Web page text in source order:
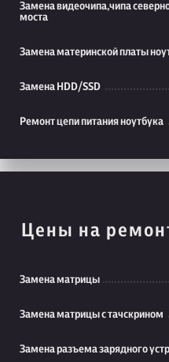
Замена видеочипа,чипа
моста
Замена материнской платы
Замена HDD/SSD
Ремонт цепи питания ноутбука
Цены на
Замена матрицы
Замена матрицы с тачскрином
Замена разъема зарядного